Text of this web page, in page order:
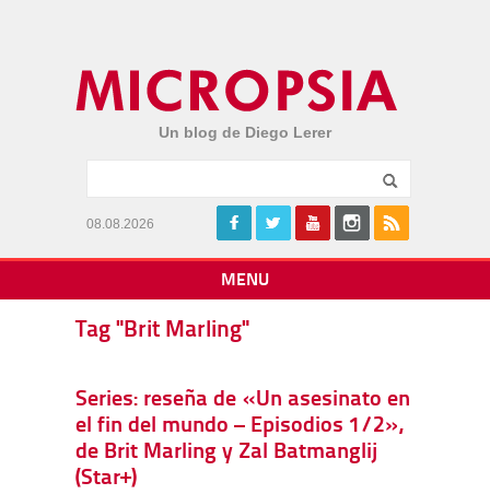
Un blog de Diego Lerer
08.08.2026
MENU
Tag "Brit Marling"
Series: reseña de «Un asesinato en
el fin del mundo – Episodios 1/2»,
de Brit Marling y Zal Batmanglij
(Star+)